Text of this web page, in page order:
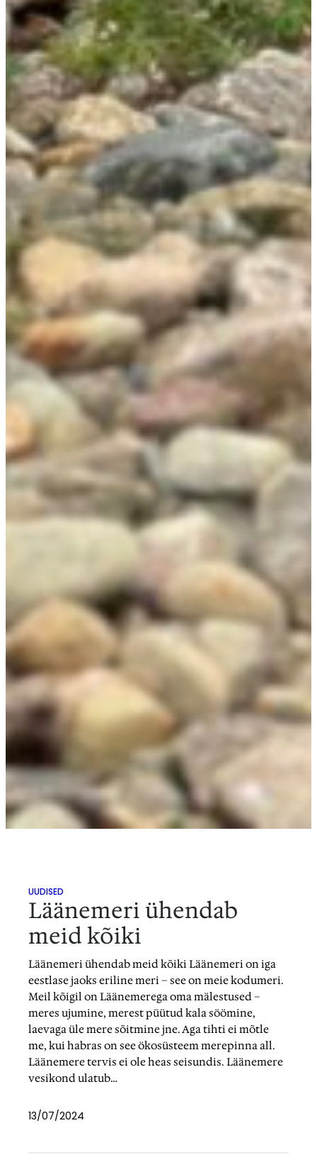
UUDISED
Läänemeri ühendab
meid kõiki
Läänemeri ühendab meid kõiki Läänemeri on iga
eestlase jaoks eriline meri – see on meie kodumeri.
Meil kõigil on Läänemerega oma mälestused –
meres ujumine, merest püütud kala söömine,
laevaga üle mere sõitmine jne. Aga tihti ei mõtle
me, kui habras on see ökosüsteem merepinna all.
Läänemere tervis ei ole heas seisundis. Läänemere
vesikond ulatub…
13/07/2024